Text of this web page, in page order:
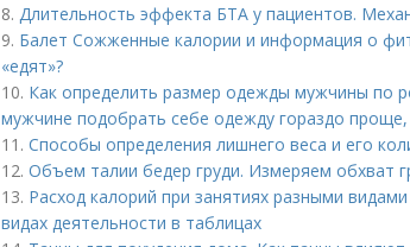
8. Длительность эффекта БТА у пациентов.
9. Балет Сожженные калории и информация о
«едят»?
10. Как определить размер одежды мужчины по
мужчине подобрать себе одежду гораздо
11. Способы определения лишнего веса и его
12. Объем талии бедер груди. Измеряем обхват
13. Расход калорий при занятиях разными
видах деятельности в таблицах